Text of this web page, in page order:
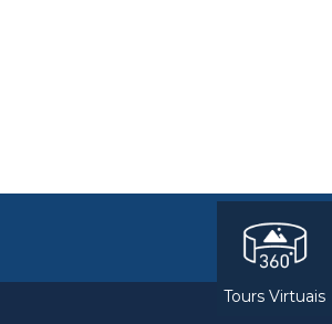
Tours Virtuais